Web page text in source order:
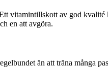
vitamintillskott av god kvalité
en att avgöra.
än att träna många